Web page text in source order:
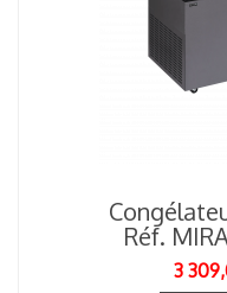
Réf.
3